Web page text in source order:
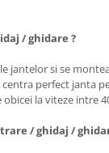
/ ghidare ?
jantelor si se
perfect janta
obicei la viteze intre
/ ghidaj /